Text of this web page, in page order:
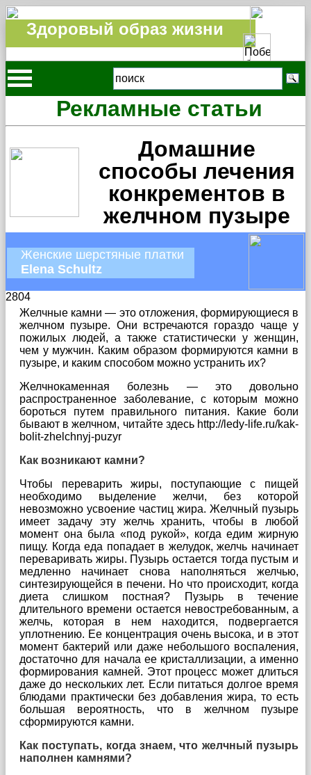
Здоровый образ жизни
Рекламные статьи
Домашние
способы лечения
конкрементов в
желчном пузыре
Женские шерстяные платки
Elena Schultz
2804
Желчные камни — это отложения, формирующиеся в
желчном пузыре. Они встречаются гораздо чаще у
пожилых людей, а также статистически у женщин,
чем у мужчин. Каким образом формируются камни в
пузыре, и каким способом можно устранить их?
Желчнокаменная болезнь — это довольно
распространенное заболевание, с которым можно
бороться путем правильного питания. Какие боли
бывают в желчном, читайте здесь http://ledy-life.ru/kak-
bolit-zhelchnyj-puzyr
Как возникают камни?
Чтобы переварить жиры, поступающие с пищей
необходимо выделение желчи, без которой
невозможно усвоение частиц жира. Желчный пузырь
имеет задачу эту желчь хранить, чтобы в любой
момент она была «под рукой», когда едим жирную
пищу. Когда еда попадает в желудок, желчь начинает
переваривать жиры. Пузырь остается тогда пустым и
медленно начинает снова наполняться желчью,
синтезирующейся в печени. Но что происходит, когда
диета слишком постная? Пузырь в течение
длительного времени остается невостребованным, а
желчь, которая в нем находится, подвергается
уплотнению. Ее концентрация очень высока, и в этот
момент бактерий или даже небольшого воспаления,
достаточно для начала ее кристаллизации, а именно
формирования камней. Этот процесс может длиться
даже до нескольких лет. Если питаться долгое время
блюдами практически без добавления жира, то есть
большая вероятность, что в желчном пузыре
сформируются камни.
Как поступать, когда знаем, что желчный пузырь
наполнен камнями?